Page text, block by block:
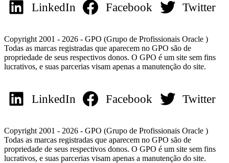
LinkedIn Facebook Twitter
Copyright 2001 - 2026 - GPO (Grupo de Profissionais Oracle )
Todas as marcas registradas que aparecem no GPO são de
propriedade de seus respectivos donos. O GPO é um site sem fins
lucrativos, e suas parcerias visam apenas a manutenção do site.
LinkedIn Facebook Twitter
Copyright 2001 - 2026 - GPO (Grupo de Profissionais Oracle )
Todas as marcas registradas que aparecem no GPO são de
propriedade de seus respectivos donos. O GPO é um site sem fins
lucrativos, e suas parcerias visam apenas a manutenção do site.